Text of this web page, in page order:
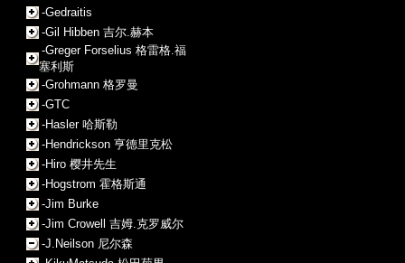
-Gedraitis
-Gil Hibben 吉尔.赫本
-Greger Forselius 格雷格.福
塞利斯
-Grohmann 格罗曼
-GTC
-Hasler 哈斯勒
-Hendrickson 亨德里克松
-Hiro 樱井先生
-Hogstrom 霍格斯通
-Jim Burke
-Jim Crowell 吉姆.克罗威尔
-J.Neilson 尼尔森